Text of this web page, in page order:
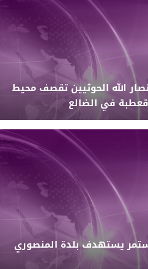
الله الحوثيين تقصف محيط
في الضالع
مستمر يستهدف بلدة المنصوري